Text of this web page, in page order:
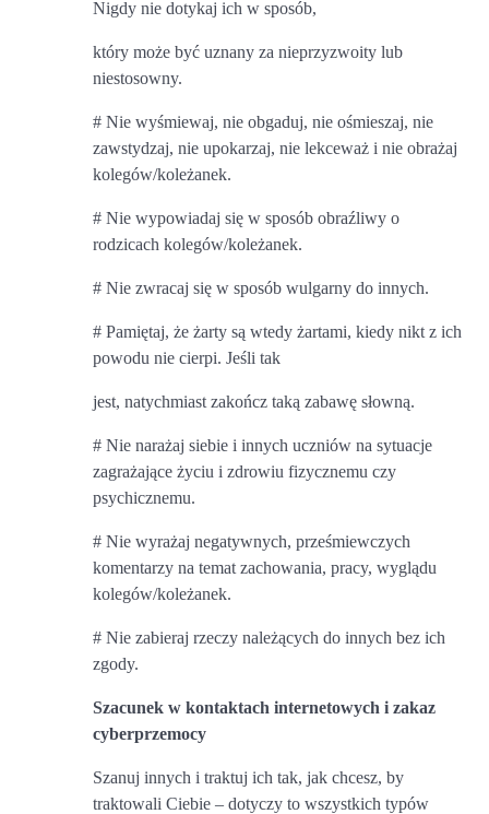
Nigdy nie dotykaj ich w sposób,
który może być uznany za nieprzyzwoity lub
niestosowny.
# Nie wyśmiewaj, nie obgaduj, nie ośmieszaj, nie
zawstydzaj, nie upokarzaj, nie lekceważ i nie obrażaj
kolegów/koleżanek.
# Nie wypowiadaj się w sposób obraźliwy o
rodzicach kolegów/koleżanek.
# Nie zwracaj się w sposób wulgarny do innych.
# Pamiętaj, że żarty są wtedy żartami, kiedy nikt z ich
powodu nie cierpi. Jeśli tak
jest, natychmiast zakończ taką zabawę słowną.
# Nie narażaj siebie i innych uczniów na sytuacje
zagrażające życiu i zdrowiu fizycznemu czy
psychicznemu.
# Nie wyrażaj negatywnych, prześmiewczych
komentarzy na temat zachowania, pracy, wyglądu
kolegów/koleżanek.
# Nie zabieraj rzeczy należących do innych bez ich
zgody.
Szacunek w kontaktach internetowych i zakaz
cyberprzemocy
Szanuj innych i traktuj ich tak, jak chcesz, by
traktowali Ciebie – dotyczy to wszystkich typów